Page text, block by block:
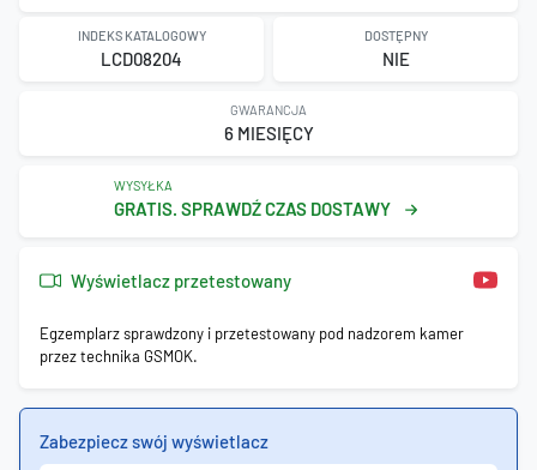
INDEKS KATALOGOWY
LCD08204
DOSTĘPNY
NIE
GWARANCJA
6 MIESIĘCY
WYSYŁKA
GRATIS. SPRAWDŹ CZAS DOSTAWY
Wyświetlacz przetestowany
Egzemplarz sprawdzony i przetestowany pod nadzorem kamer
przez technika GSMOK.
Zabezpiecz swój wyświetlacz